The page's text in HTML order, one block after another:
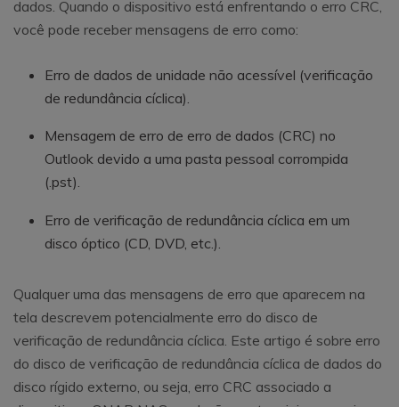
dados. Quando o dispositivo está enfrentando o erro CRC,
você pode receber mensagens de erro como:
Erro de dados de unidade não acessível (verificação
de redundância cíclica).
Mensagem de erro de erro de dados (CRC) no
Outlook devido a uma pasta pessoal corrompida
(.pst).
Erro de verificação de redundância cíclica em um
disco óptico (CD, DVD, etc.).
Qualquer uma das mensagens de erro que aparecem na
tela descrevem potencialmente erro do disco de
verificação de redundância cíclica. Este artigo é sobre erro
do disco de verificação de redundância cíclica de dados do
disco rígido externo, ou seja, erro CRC associado a